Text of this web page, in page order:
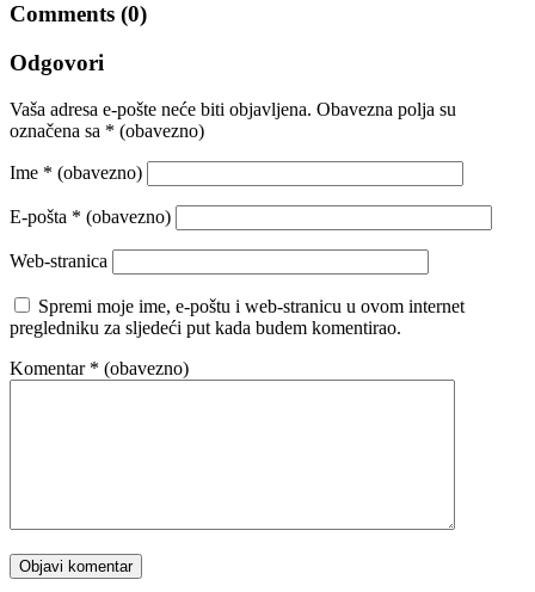
Comments (0)
Odgovori
Vaša adresa e-pošte neće biti objavljena. Obavezna polja su
označena sa * (obavezno)
Ime * (obavezno)
E-pošta * (obavezno)
Web-stranica
Spremi moje ime, e-poštu i web-stranicu u ovom internet
pregledniku za sljedeći put kada budem komentirao.
Komentar * (obavezno)